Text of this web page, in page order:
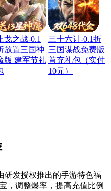
戈之战-0.1
放置三国神
版 建军节礼
三十六计-0.1折
三国谋战免费版
首充礼包（实付
10元）
研发授权推出的手游特色福
，调整爆率，提高充值比例